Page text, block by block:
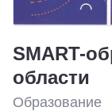
SMART-
области
Образование